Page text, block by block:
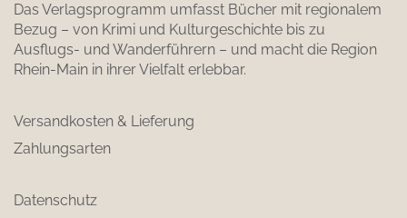
Das Verlagsprogramm umfasst Bücher mit regionalem
Bezug – von Krimi und Kulturgeschichte bis zu
Ausflugs- und Wanderführern – und macht die Region
Rhein-Main in ihrer Vielfalt erlebbar.
Versandkosten & Lieferung
Zahlungsarten
Datenschutz